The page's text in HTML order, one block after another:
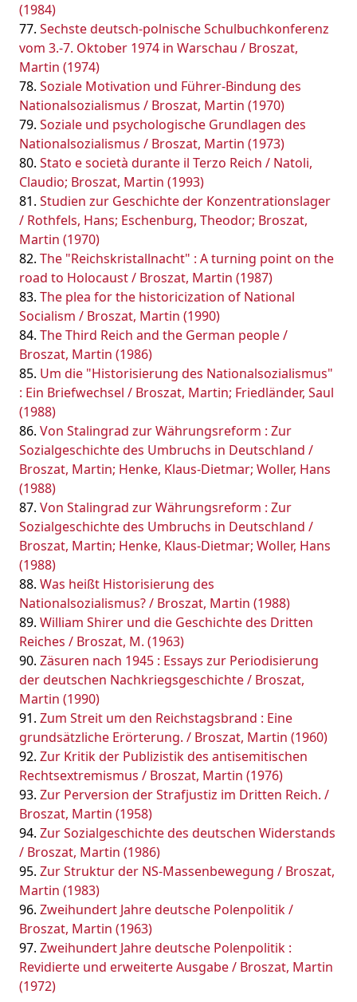
(1984)
Sechste deutsch-polnische Schulbuchkonferenz
vom 3.-7. Oktober 1974 in Warschau / Broszat,
Martin (1974)
Soziale Motivation und Führer-Bindung des
Nationalsozialismus / Broszat, Martin (1970)
Soziale und psychologische Grundlagen des
Nationalsozialismus / Broszat, Martin (1973)
Stato e società durante il Terzo Reich / Natoli,
Claudio; Broszat, Martin (1993)
Studien zur Geschichte der Konzentrationslager
/ Rothfels, Hans; Eschenburg, Theodor; Broszat,
Martin (1970)
The "Reichskristallnacht" : A turning point on the
road to Holocaust / Broszat, Martin (1987)
The plea for the historicization of National
Socialism / Broszat, Martin (1990)
The Third Reich and the German people /
Broszat, Martin (1986)
Um die "Historisierung des Nationalsozialismus"
: Ein Briefwechsel / Broszat, Martin; Friedländer, Saul
(1988)
Von Stalingrad zur Währungsreform : Zur
Sozialgeschichte des Umbruchs in Deutschland /
Broszat, Martin; Henke, Klaus-Dietmar; Woller, Hans
(1988)
Von Stalingrad zur Währungsreform : Zur
Sozialgeschichte des Umbruchs in Deutschland /
Broszat, Martin; Henke, Klaus-Dietmar; Woller, Hans
(1988)
Was heißt Historisierung des
Nationalsozialismus? / Broszat, Martin (1988)
William Shirer und die Geschichte des Dritten
Reiches / Broszat, M. (1963)
Zäsuren nach 1945 : Essays zur Periodisierung
der deutschen Nachkriegsgeschichte / Broszat,
Martin (1990)
Zum Streit um den Reichstagsbrand : Eine
grundsätzliche Erörterung. / Broszat, Martin (1960)
Zur Kritik der Publizistik des antisemitischen
Rechtsextremismus / Broszat, Martin (1976)
Zur Perversion der Strafjustiz im Dritten Reich. /
Broszat, Martin (1958)
Zur Sozialgeschichte des deutschen Widerstands
/ Broszat, Martin (1986)
Zur Struktur der NS-Massenbewegung / Broszat,
Martin (1983)
Zweihundert Jahre deutsche Polenpolitik /
Broszat, Martin (1963)
Zweihundert Jahre deutsche Polenpolitik :
Revidierte und erweiterte Ausgabe / Broszat, Martin
(1972)